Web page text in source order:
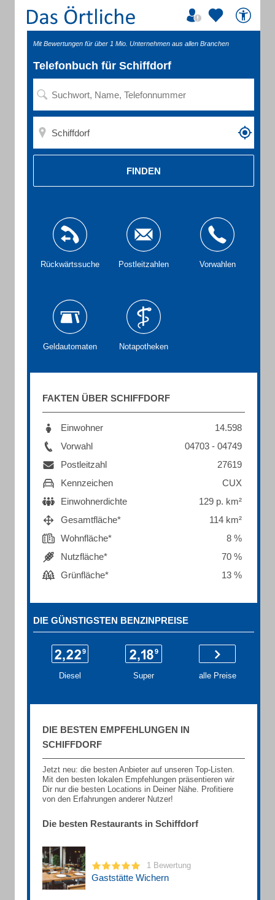
Mit Bewertungen für über 1 Mio. Unternehmen aus allen Branchen
Telefonbuch für Schiffdorf
FINDEN
Rückwärtssuche Postleitzahlen Vorwahlen
Geldautomaten Notapotheken
FAKTEN ÜBER SCHIFFDORF
Einwohner
14.598
Vorwahl
04703 - 04749
Postleitzahl
27619
Kennzeichen
CUX
Einwohnerdichte
129 p. km²
Gesamtfläche*
114 km²
Wohnfläche*
8 %
Nutzfläche*
70 %
Grünfläche*
13 %
DIE GÜNSTIGSTEN BENZINPREISE
Diesel Super alle Preise
DIE BESTEN EMPFEHLUNGEN IN
SCHIFFDORF
Jetzt neu: die besten Anbieter auf unseren Top-Listen.
Mit den besten lokalen Empfehlungen präsentieren wir
Dir nur die besten Locations in Deiner Nähe. Profitiere
von den Erfahrungen anderer Nutzer!
Die besten Restaurants in Schiffdorf
1 Bewertung
Gaststätte Wichern